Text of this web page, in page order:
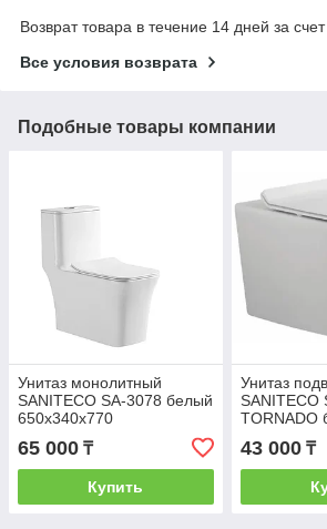
Возврат товара в течение 14 дней за
Все условия возврата
Подобные товары компании
Унитаз монолитный
SANITECO SA-3078 белый
650x340x770
65 000 ₸
Купить
Унитаз
SANITECO
TORNADO
490x360x350
43 000₸